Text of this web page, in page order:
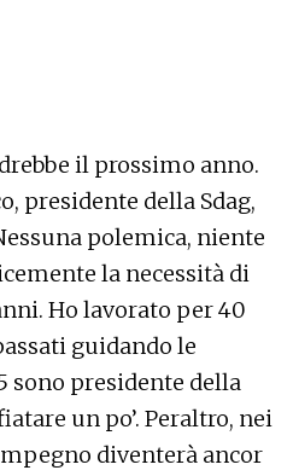
il prossimo anno.
presidente della Sdag,
polemica, niente
la necessità di
Ho lavorato per 40
guidando le
sono presidente della
un po’. Peraltro, nei
diventerà ancor